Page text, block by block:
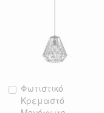
Φωτιστικό
Κρεμαστό
Προσθήκη
στο